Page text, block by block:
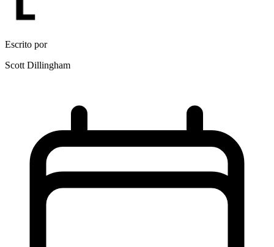
Escrito por
Scott Dillingham